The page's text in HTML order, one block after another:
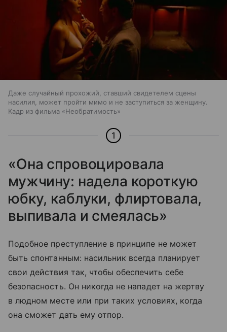
Даже случайный прохожий, ставший свидетелем сцены
насилия, может пройти мимо и не заступиться за женщину.
Кадр из фильма «Необратимость»
1
«Она спровоцировала
мужчину: надела короткую
юбку, каблуки, флиртовала,
выпивала и смеялась»
Подобное преступление в принципе не может
быть спонтанным: насильник всегда планирует
свои действия так, чтобы обеспечить себе
безопасность. Он никогда не нападет на жертву
в людном месте или при таких условиях, когда
она сможет дать ему отпор.